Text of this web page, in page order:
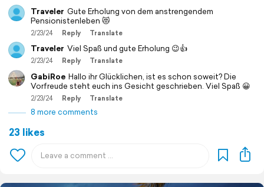
Traveler Gute Erholung von dem anstrengendem
Pensionistenleben 😻
2/23/24 Reply Translate
Traveler Viel Spaß und gute Erholung 😉👍
2/23/24 Reply Translate
GabiRoe Hallo ihr Glücklichen, ist es schon soweit? Die
Vorfreude steht euch ins Gesicht geschrieben. Viel Spaß 😀
2/23/24 Reply Translate
8 more comments
23 likes